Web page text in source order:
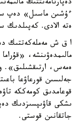
دەپارتامەنتتىڭ
ءۇشىن ماسىل» دەپ
ەتە الادى. كەپىلدىك
ا ق ش مەملەكەتتىك
مالىمدەۋىنشە،
ەمەس، ارتىقشىلىق».
جەلىسىن قورعاۋعا
قوعامدىق كومەككە
ىشكى قاۋىپسىزدىك
جاتقانىن قوستى.